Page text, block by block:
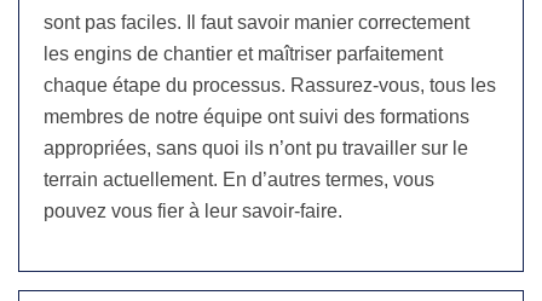
sont pas faciles. Il faut savoir manier correctement
les engins de chantier et maîtriser parfaitement
chaque étape du processus. Rassurez-vous, tous les
membres de notre équipe ont suivi des formations
appropriées, sans quoi ils n’ont pu travailler sur le
terrain actuellement. En d’autres termes, vous
pouvez vous fier à leur savoir-faire.